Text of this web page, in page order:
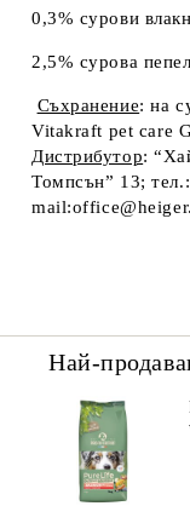
0,3% сурови
2,5% сурова
Съхранение: на
Vitakraft pet care
Дистрибутор:
Томпсън” 13;
Най-